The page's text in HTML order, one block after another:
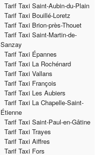
Tarif Taxi Saint-Aubin-du-Plain
Tarif Taxi Bouillé-Loretz
Tarif Taxi Brion-près-Thouet
Tarif Taxi Saint-Martin-de-
Sanzay
Tarif Taxi Épannes
Tarif Taxi La Rochénard
Tarif Taxi Vallans
Tarif Taxi François
Tarif Taxi Les Aubiers
Tarif Taxi La Chapelle-Saint-
Étienne
Tarif Taxi Saint-Paul-en-Gâtine
Tarif Taxi Trayes
Tarif Taxi Aiffres
Tarif Taxi Fors